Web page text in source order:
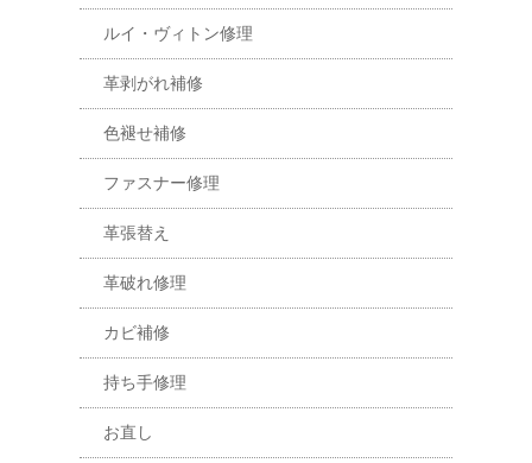
ルイ・ヴィトン修理
革剥がれ補修
色褪せ補修
ファスナー修理
革張替え
革破れ修理
カビ補修
持ち手修理
お直し